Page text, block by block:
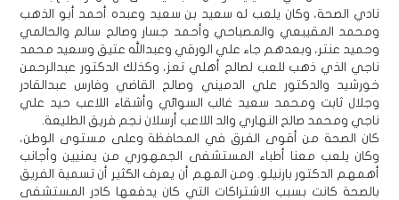
نادي الصحة، وكان يلعب له سعيد بن سعيد وعبده أحمد أبو الذهب
ومحمد المقيبعي والمصباحي وأحمد جسار وصالح سالم والحالمي
وحميد عنتر، وبعدهم جاء علي الورقي وعبدالله عتيق وسعيد محمد
ناجي الذي ذهب للعب لصالح أهلي تعز، وكذلك الدكتور عبدالرحمن
خورشيد والدكتور علي الدميني وصالح القاضي وفارس عبدالقادر
وجلال ثابت ومحمد سعيد غالب السوائي وأشقاء اللاعب حيد علي
ناجي ومحمد صالح النهاري والد اللاعب أرسلان نجم فريق الطليعة.
كان الصحة من أقوى الفرق في المحافظة وعلى مستوى الوطن،
وكان يلعب معنا أطباء المستشفى الجمهوري من يمنيين وأجانب
أهمهم الدكتور بارنيلو. ومن المهم أن يعرف الكثير أن تسمية الفريق
بالصحة كانت بسبب الاشتراكات التي كان يدفعها كادر المستشفى